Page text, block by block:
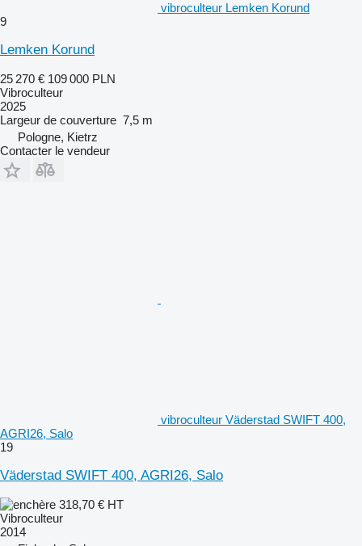
vibroculteur Lemken Korund
9
Lemken Korund
25 270 € 109 000 PLN
Vibroculteur
2025
Largeur de couverture 7,5 m
Pologne, Kietrz
Contacter le vendeur
vibroculteur Väderstad SWIFT 400,
AGRI26, Salo
19
Väderstad SWIFT 400, AGRI26, Salo
318,70 € HT
Vibroculteur
2014